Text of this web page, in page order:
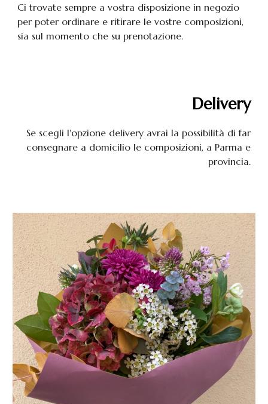
Ci trovate sempre a vostra disposizione in negozio
per poter ordinare e ritirare le vostre composizioni,
sia sul momento che su prenotazione.
Delivery
Se scegli l'opzione delivery avrai la possibilità di far
consegnare a domicilio le composizioni, a Parma e
provincia.